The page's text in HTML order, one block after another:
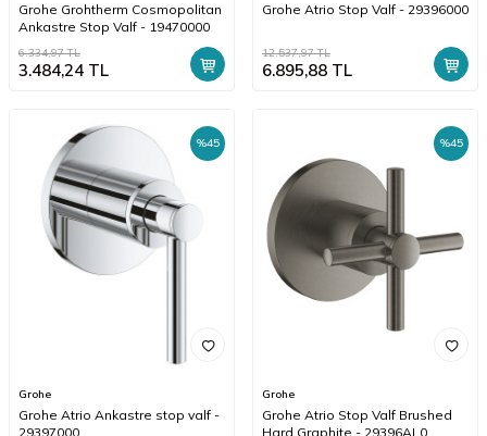
Grohe Grohtherm Cosmopolitan
Ankastre Stop Valf - 19470000
6.334,97TL
3.484,24 TL
Grohe Atrio Stop Valf - 29396000
12.537,97TL
6.895,88 TL
%45
Grohe
Grohe Atrio Ankastre stop valf -
29397000
%45
Grohe
Grohe Atrio Stop Valf Brushed
Hard Graphite - 29396AL0